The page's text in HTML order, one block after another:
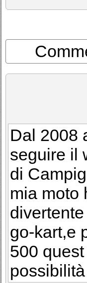
Dal 2008
seguire il
di
mia moto
go-kart,e
500